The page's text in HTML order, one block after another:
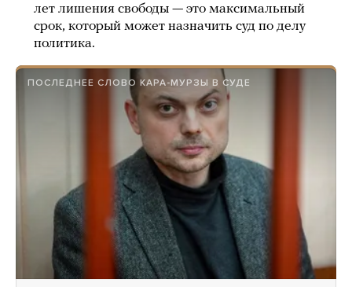
лет лишения свободы — это максимальный
срок, который может назначить суд по делу
политика.
ПОСЛЕДНЕЕ СЛОВО КАРА-МУРЗЫ В СУДЕ